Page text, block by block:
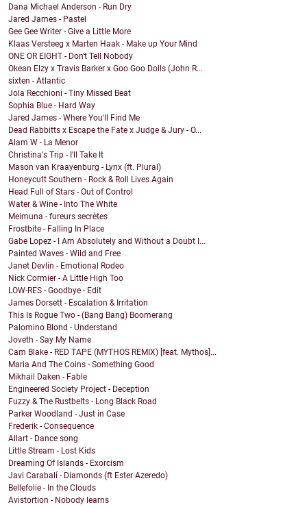
Dana Michael Anderson - Run Dry
Jared James - Pastel
Gee Gee Writer - Give a Little More
Klaas Versteeg x Marten Haak - Make up Your Mind
ONE OR EIGHT - Don't Tell Nobody
Okean Elzy x Travis Barker x Goo Goo Dolls (John R...
sixten - Atlantic
Jola Recchioni - Tiny Missed Beat
Sophia Blue - Hard Way
Jared James - Where You'll Find Me
Dead Rabbitts x Escape the Fate x Judge & Jury - O...
Alam W - La Menor
Christina's Trip - I'll Take It
Mason van Kraayenburg - Lynx (ft. Plural)
Honeycutt Southern - Rock & Roll Lives Again
Head Full of Stars - Out of Control
Water & Wine - Into The White
Meimuna - fureurs secrètes
Frostbite - Falling In Place
Gabe Lopez - I Am Absolutely and Without a Doubt I...
Painted Waves - Wild and Free
Janet Devlin - Emotional Rodeo
Nick Cormier - A Little High Too
LOW-RES - Goodbye - Edit
James Dorsett - Escalation & Irritation
This Is Rogue Two - (Bang Bang) Boomerang
Palomino Blond - Understand
Joveth - Say My Name
Cam Blake - RED TAPE (MYTHOS REMIX) [feat. Mythos]...
Maria And The Coins - Something Good
Mikhail Daken - Fable
Engineered Society Project - Deception
Fuzzy & The Rustbelts - Long Black Road
Parker Woodland - Just in Case
Frederik - Consequence
Allart - Dance song
Little Stream - Lost Kids
Dreaming Of Islands - Exorcism
Javi Carabalí - Diamonds (ft Ester Azeredo)
Bellefolie - In the Clouds
Avistortion - Nobody learns